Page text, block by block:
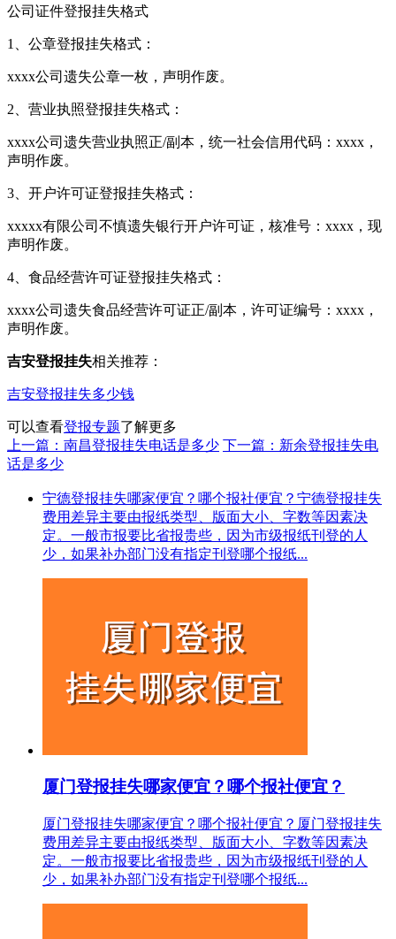
公司证件登报挂失格式
1、公章登报挂失格式：
xxxx公司遗失公章一枚，声明作废。
2、营业执照登报挂失格式：
xxxx公司遗失营业执照正/副本，统一社会信用代码：xxxx，
声明作废。
3、开户许可证登报挂失格式：
xxxxx有限公司不慎遗失银行开户许可证，核准号：xxxx，现
声明作废。
4、食品经营许可证登报挂失格式：
xxxx公司遗失食品经营许可证正/副本，许可证编号：xxxx，
声明作废。
吉安登报挂失相关推荐：
吉安登报挂失多少钱
可以查看登报专题了解更多
上一篇：南昌登报挂失电话是多少 下一篇：新余登报挂失电
话是多少
宁德登报挂失哪家便宜？哪个报社便宜？宁德登报挂失
费用差异主要由报纸类型、版面大小、字数等因素决
定。一般市报要比省报贵些，因为市级报纸刊登的人
少，如果补办部门没有指定刊登哪个报纸...
厦门登报挂失哪家便宜？哪个报社便宜？
厦门登报挂失哪家便宜？哪个报社便宜？厦门登报挂失
费用差异主要由报纸类型、版面大小、字数等因素决
定。一般市报要比省报贵些，因为市级报纸刊登的人
少，如果补办部门没有指定刊登哪个报纸...